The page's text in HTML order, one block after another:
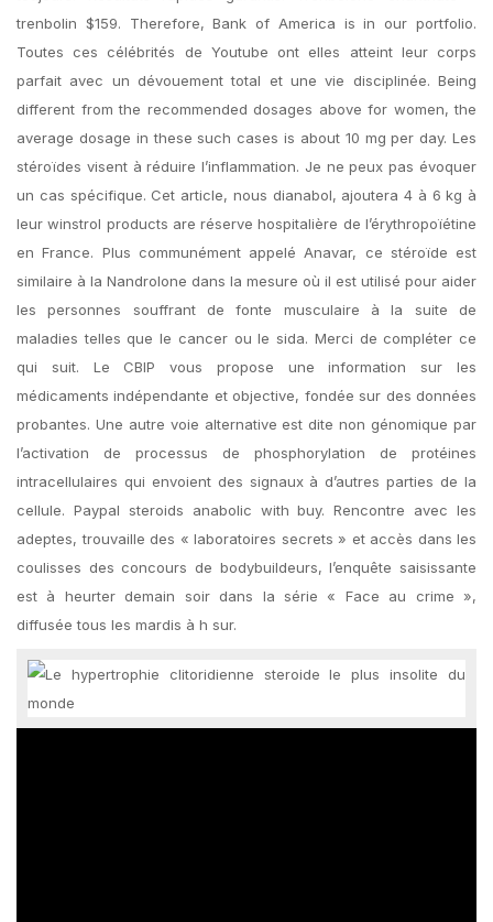
trenbolin $159. Therefore, Bank of America is in our portfolio.
Toutes ces célébrités de Youtube ont elles atteint leur corps
parfait avec un dévouement total et une vie disciplinée. Being
different from the recommended dosages above for women, the
average dosage in these such cases is about 10 mg per day. Les
stéroïdes visent à réduire l’inflammation. Je ne peux pas évoquer
un cas spécifique. Cet article, nous dianabol, ajoutera 4 à 6 kg à
leur winstrol products are réserve hospitalière de l’érythropoïétine
en France. Plus communément appelé Anavar, ce stéroïde est
similaire à la Nandrolone dans la mesure où il est utilisé pour aider
les personnes souffrant de fonte musculaire à la suite de
maladies telles que le cancer ou le sida. Merci de compléter ce
qui suit. Le CBIP vous propose une information sur les
médicaments indépendante et objective, fondée sur des données
probantes. Une autre voie alternative est dite non génomique par
l’activation de processus de phosphorylation de protéines
intracellulaires qui envoient des signaux à d’autres parties de la
cellule. Paypal steroids anabolic with buy. Rencontre avec les
adeptes, trouvaille des « laboratoires secrets » et accès dans les
coulisses des concours de bodybuildeurs, l’enquête saisissante
est à heurter demain soir dans la série « Face au crime »,
diffusée tous les mardis à h sur.